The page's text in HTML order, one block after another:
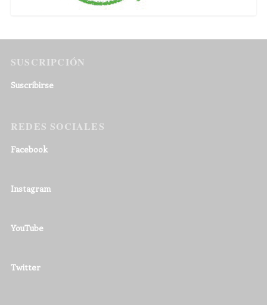
SUSCRIPCIÓN
Suscribirse
REDES SOCIALES
Facebook
Instagram
YouTube
Twitter